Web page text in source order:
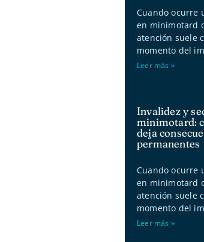
Cuando ocurre
en minimotard
atención suele
momento del
Leer más »
Invalidez y
minimotard:
deja
permanentes
Cuando ocurre
en minimotard
atención suele
momento del
Leer más »